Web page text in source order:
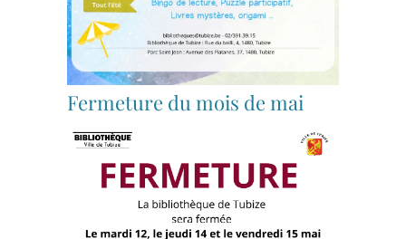
Fermeture du mois de mai